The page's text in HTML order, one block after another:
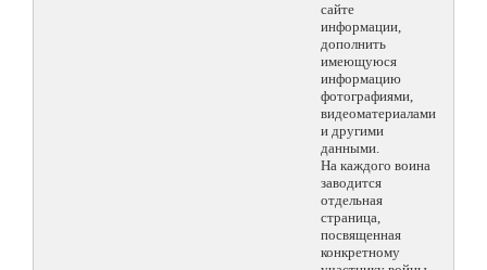
сайте
информации,
дополнить
имеющуюся
информацию
фотографиями,
видеоматериалами
и другими
данными.
На каждого воина
заводится
отдельная
страница,
посвященная
конкретному